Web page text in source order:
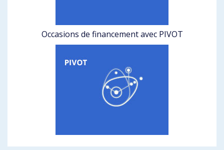
Occasions de financement avec PIVOT